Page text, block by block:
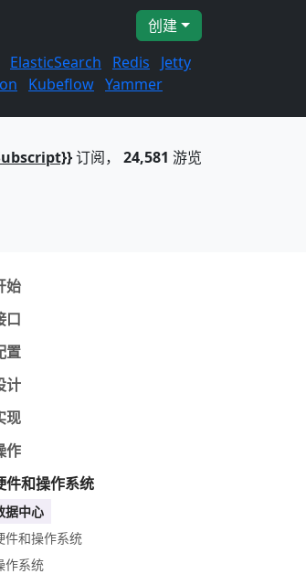
创建
ElasticSearch Redis
Jetty
Kubeflow Yammer
订阅， 24,581 游览
始
口
置
计
现
作
件和操作系统
据中心
件和操作系统
作系统